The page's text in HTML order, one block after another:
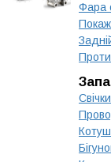
Фара
Свічки